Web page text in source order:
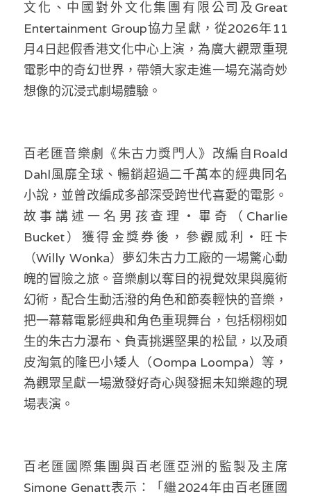
馮煒光專欄
趙處機專欄
KOL 精選
龔靜儀大律師專欄
陳貴春大律師專欄
陳子遷律師專欄
羅浚軒專欄
溫志倫專欄
汪明欣專欄
張美雄專欄
莊豪鋒專欄
關於我們
文化、中國對外文化集團有限公司及Great
Entertainment Group協力呈獻，從2026年11
月4日起假香港文化中心上演，為廣大觀眾重現
電影中的奇幻世界，帶領大家走進一場充滿奇妙
想像的沉浸式劇場體驗。
百老匯音樂劇《朱古力獎門人》改編自Roald
Dahl風靡全球、暢銷超過二千萬本的經典同名
小說，並曾改編成多部深受跨世代喜愛的電影。
故事講述一名男孩查理・畢奇（Charlie
Bucket）獲得金獎券後，參觀威利・旺卡
（Willy Wonka）夢幻朱古力工廠的一場驚心動
魄的冒險之旅。音樂劇以奪目的視覺效果與魔術
幻術，配合生動活潑的角色和節奏輕快的音樂，
把一幕幕電影經典和角色重現舞台，包括栩栩如
生的朱古力瀑布、負責挑選堅果的松鼠，以及頑
皮淘氣的隆巴小矮人（Oompa Loompa）等，
為觀眾呈獻一場激發好奇心與發掘未知樂趣的現
場表演。
百老匯國際集團與百老匯亞洲的監製及主席
Simone Genatt表示：「繼2024年由百老匯國